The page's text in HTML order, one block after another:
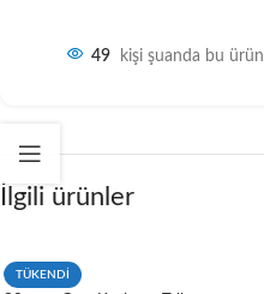
49 kişi şuanda bu
İlgili ürünler
TÜKENDİ